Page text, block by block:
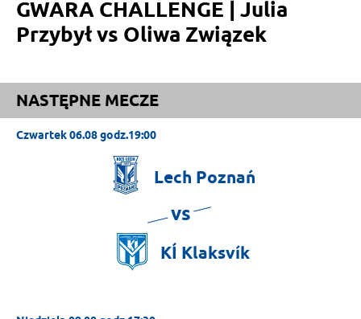
GWARA CHALLENGE | Julia
Przybył vs Oliwa Związek
NASTĘPNE MECZE
Czwartek 06.08 godz.19:00
Lech Poznań
vs
KÍ Klaksvík